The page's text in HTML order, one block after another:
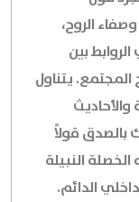
الروح،
بين
المجتمع. يتناول
والأحاديث
بالصدق قولاً
الخصلة النبيلة
الدائم.